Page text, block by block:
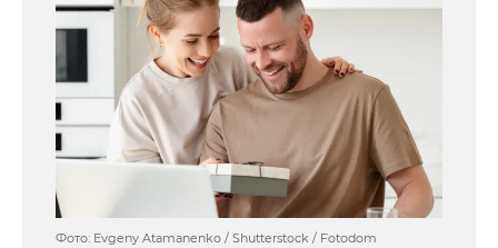
Фото: Evgeny Atamanenko / Shutterstock / Fotodom